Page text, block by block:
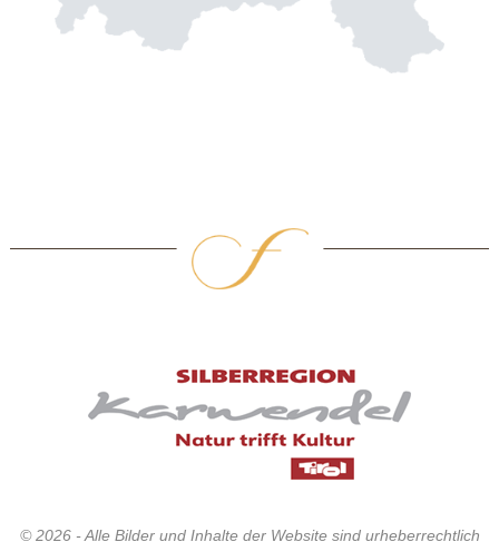
© 2026 - Alle Bilder und Inhalte der Website sind urheberrechtlich